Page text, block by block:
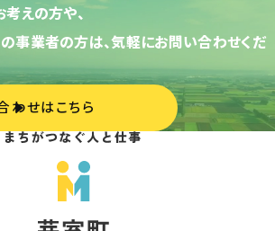
えの方や、
事業者の方は、気軽にお問い合わせくだ
わせはこちら